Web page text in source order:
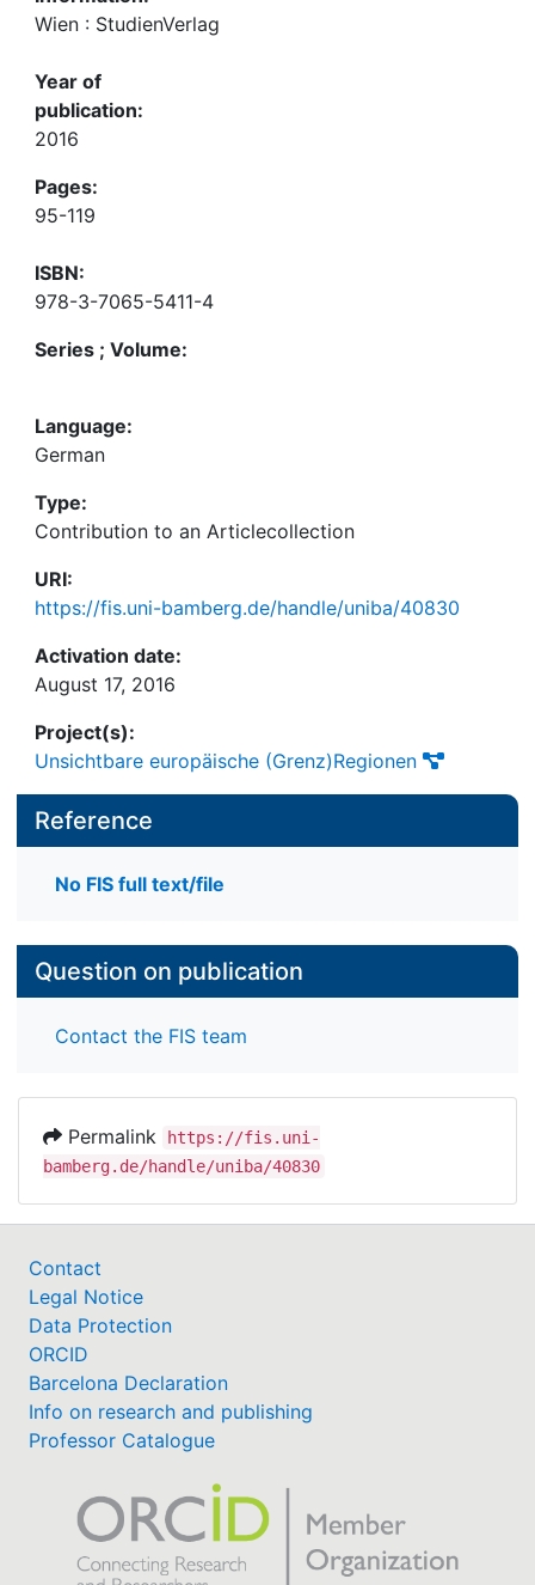
Wien : StudienVerlag
Year of
publication:
2016
Pages:
95-119
ISBN:
978-3-7065-5411-4
Series ; Volume:
Language:
German
Type:
Contribution to an Articlecollection
URI:
https://fis.uni-bamberg.de/handle/uniba/40830
Activation date:
August 17, 2016
Project(s):
Unsichtbare europäische (Grenz)Regionen
Reference
No FIS full text/file
Question on publication
Contact the FIS team
Permalink
https://fis.uni-
bamberg.de/handle/uniba/40830
Contact
Legal Notice
Data Protection
ORCID
Barcelona Declaration
Info on research and publishing
Professor Catalogue